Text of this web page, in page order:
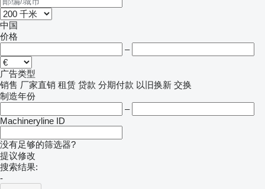
中国
价格
–
广告类型
销售 厂家直销 租赁 贷款 分期付款 以旧换新 交换
制造年份
–
Machineryline ID
没有足够的筛选器?
提议修改
搜索结果:
-